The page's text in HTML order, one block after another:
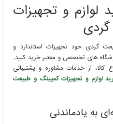
لوازم و تجهیزات
گردی خود تجهیزات استاندارد و
های تخصصی و معتبر خرید کنید.
از خدمات مشاوره و پشتیبانی
لوازم و تجهیزات کمپینگ و طبیعت
به یادماندنی